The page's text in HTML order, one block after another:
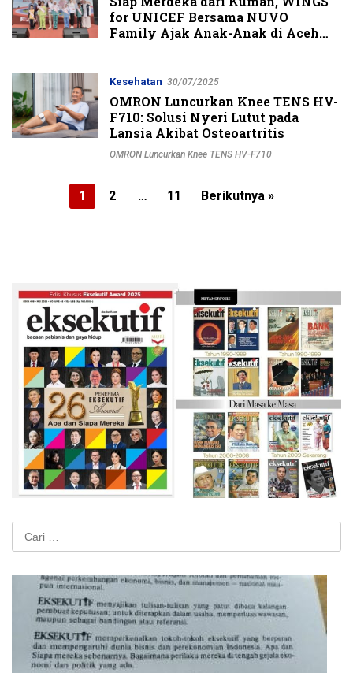
for UNICEF Bersama NUVO
Family Ajak Anak-Anak di Aceh
Kesehatan 30/07/2025
OMRON Luncurkan Knee TENS HV-
F710: Solusi Nyeri Lutut pada
OMRON Luncurkan Knee TENS HV-F710
Paginasi
1 2 … 11 Berikutnya »
Cari
untuk: